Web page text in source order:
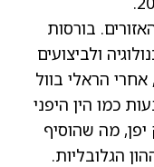
בורסות
ולביצועים
הראלי בוול
כמו הין היפני
מה שהוסיף
הגלובליות.